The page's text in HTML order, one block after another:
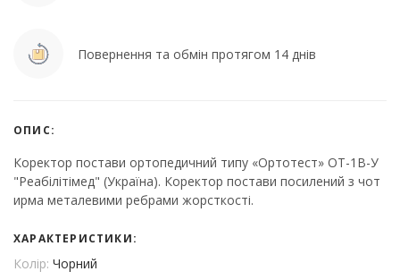
Повернення та обмін протягом 14 днів
ОПИС:
Коректор постави ортопедичний типу «Ортотест» ОТ-1В-У
"Реабілітімед" (Україна). Коректор постави посилений з чот
ирма металевими ребрами жорсткості.
ХАРАКТЕРИСТИКИ:
Колір: Чорний